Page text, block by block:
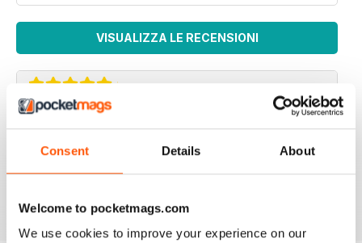
Consent Details About
Welcome to pocketmags.com
We use cookies to improve your experience on our
VISUALIZZA LE RECENSIONI
VERY ENGAGING
Not just for American readers but for European ones